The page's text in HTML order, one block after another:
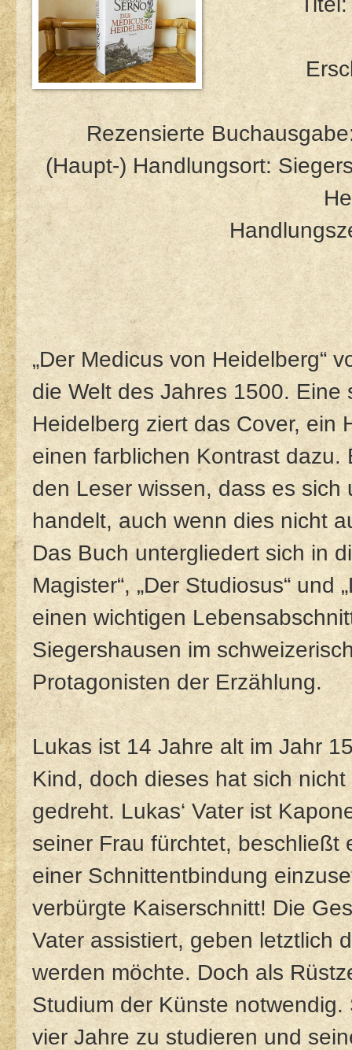
Rezensierte
(Haupt-) Handlungsort:
„Der Medicus von Heidelberg“
die Welt des Jahres 1500.
Heidelberg ziert das Cover, ein
einen farblichen Kontrast
den Leser wissen, dass es
handelt, auch wenn dies nicht
Das Buch untergliedert sich in
Magister“, „Der Studiosus“ und
einen wichtigen
Siegershausen im
Protagonisten der Erzählung.
Lukas ist 14 Jahre alt im Jahr
Kind, doch dieses hat sich
gedreht. Lukas‘ Vater ist
seiner Frau fürchtet, beschließt
einer Schnittentbindung
verbürgte Kaiserschnitt! Die
Vater assistiert, geben letztlich
werden möchte. Doch als
Studium der Künste
vier Jahre zu studieren und